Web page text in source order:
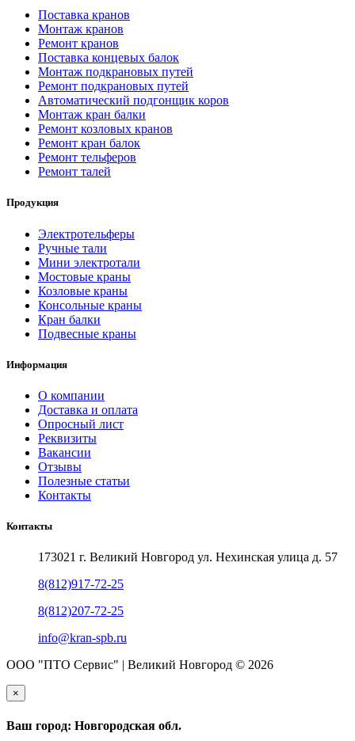
Поставка кранов
Монтаж кранов
Ремонт кранов
Поставка концевых балок
Монтаж подкрановых путей
Ремонт подкрановых путей
Автоматический подгонщик коров
Монтаж кран балки
Ремонт козловых кранов
Ремонт кран балок
Ремонт тельферов
Ремонт талей
Продукция
Электротельферы
Ручные тали
Мини электротали
Мостовые краны
Козловые краны
Консольные краны
Кран балки
Подвесные краны
Информация
О компании
Доставка и оплата
Опросный лист
Реквизиты
Вакансии
Отзывы
Полезные статьи
Контакты
Контакты
173021 г. Великий Новгород ул. Нехинская улица д. 57
8(812)917-72-25
8(812)207-72-25
info@kran-spb.ru
ООО "ПТО Сервис" | Великий Новгород © 2026
×
Ваш город: Новгородская обл.